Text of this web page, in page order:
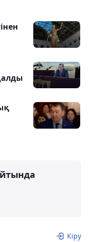
Кіру